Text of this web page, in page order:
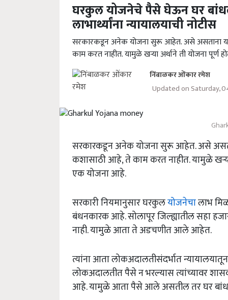
घरकुल योजनेचे पैसे घेऊन घर बांधले
लाभार्थ्यांना न्यायालयाची नोटीस
सरकारकडून अनेक योजना सुरू आहेत. असे असताना
काम करत नाहीत. यामुळे खऱ्या अर्थाने ती योजना
निंबाळकर ओंकार रमेश
Updated on Saturday,
सरकारकडून अनेक योजना सुरू आहेत. असे
कशासाठी आहे, ते काम करत नाहीत. यामुळे
एक योजना आहे.
सरकारी नियमानुसार घरकुलयोजनेचालाभ
बंधनकारक आहे. सोलापूर जिल्ह्यातील सहा
नाही. यामुळे आता ते अडचणीत आले आहेत.
त्यांना आता लोकअदालतीसंदर्भात
लोकअदालतीत पैसे न भरल्यास त्यांच्यावर
आहे. यामुळे आता पैसे आले असतील तर घर